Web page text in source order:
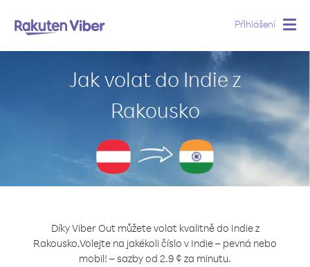
Přihlášení
Jak volat do Indie z
Rakousko
Díky Viber Out můžete volat kvalitně do Indie z
Rakousko.Volejte na jakékoli číslo v Indie – pevná nebo
mobil! – sazby od 2.9 ¢ za minutu.